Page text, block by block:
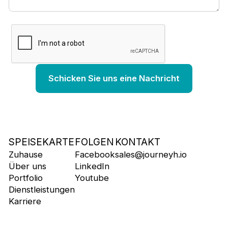
SPEISEKARTE
Zuhause
Über uns
Portfolio
Dienstleistungen
Karriere
FOLGEN
Facebook
LinkedIn
Youtube
KONTAKT
sales@journeyh.io